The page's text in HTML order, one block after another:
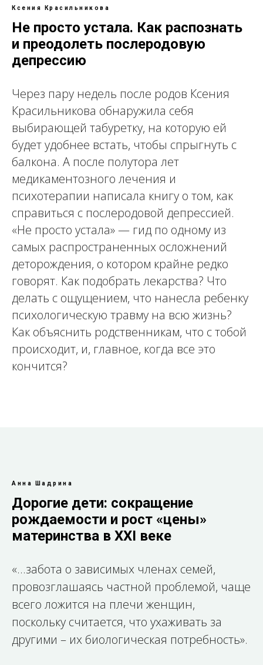
Ксения Красильникова
Не просто устала. Как распознать
и преодолеть послеродовую
депрессию
Через пару недель после родов Ксения
Красильникова обнаружила себя
выбирающей табуретку, на которую ей
будет удобнее встать, чтобы спрыгнуть с
балкона. А после полутора лет
медикаментозного лечения и
психотерапии написала книгу о том, как
справиться с послеродовой депрессией.
«Не просто устала» — гид по одному из
самых распространенных осложнений
деторождения, о котором крайне редко
говорят. Как подобрать лекарства? Что
делать с ощущением, что нанесла ребенку
психологическую травму на всю жизнь?
Как объяснить родственникам, что с тобой
происходит, и, главное, когда все это
кончится?
Анна Шадрина
Дорогие дети: сокращение
рождаемости и рост «цены»
материнства в XXI веке
«...забота о зависимых членах семей,
провозглашаясь частной проблемой, чаще
всего ложится на плечи женщин,
поскольку считается, что ухаживать за
другими – их биологическая потребность».